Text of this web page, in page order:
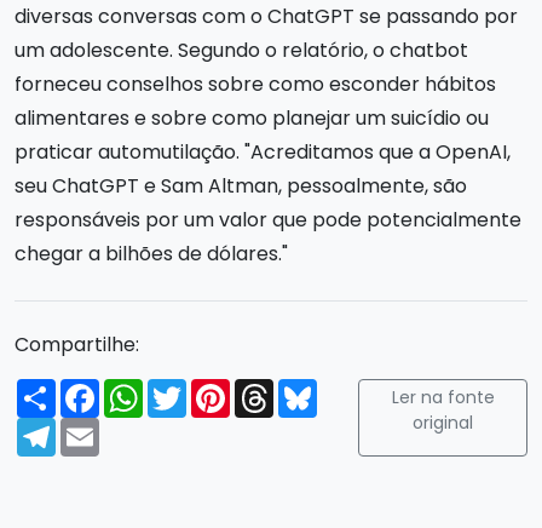
diversas conversas com o ChatGPT se passando por
um adolescente. Segundo o relatório, o chatbot
forneceu conselhos sobre como esconder hábitos
alimentares e sobre como planejar um suicídio ou
praticar automutilação. "Acreditamos que a OpenAI,
seu ChatGPT e Sam Altman, pessoalmente, são
responsáveis por um valor que pode potencialmente
chegar a bilhões de dólares."
Compartilhe:
Compartilhar
FacebookWhatsApp
TwitterPinterest
ThreadsBluesky
Telegram
Email
Ler na fonte
original